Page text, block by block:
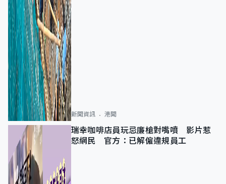
新聞資訊 港聞
瑞幸咖啡店員玩忌廉槍對嘴噴 影片惹
怒網民 官方：已解僱違規員工